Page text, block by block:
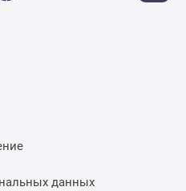
данных